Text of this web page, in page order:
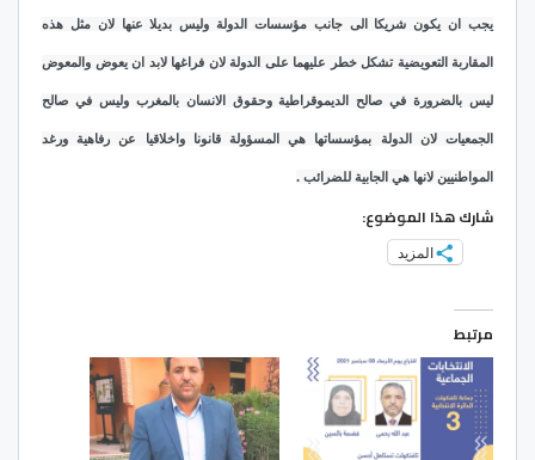
يجب ان يكون شريكا الى جانب مؤسسات الدولة وليس بديلا عنها لان مثل هذه
المقاربة التعويضية تشكل خطر عليهما على الدولة لان فراغها لابد ان يعوض والمعوض
ليس بالضرورة في صالح الديموقراطية وحقوق الانسان بالمغرب وليس في صالح
الجمعيات لان الدولة بمؤسساتها هي المسؤولة قانونا واخلاقيا عن رفاهية ورغد
المواطنيين لانها هي الجابية للضرائب .
شارك هذا الموضوع:
المزيد
مرتبط